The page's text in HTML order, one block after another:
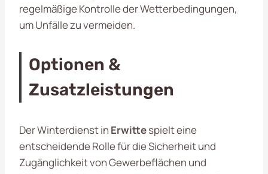
regelmäßige Kontrolle der Wetterbedingungen,
um Unfälle zu vermeiden.
Optionen &
Zusatzleistungen
Der Winterdienst in Erwittespielt eine
entscheidende Rolle für die Sicherheit und
Zugänglichkeit von Gewerbeflächen und